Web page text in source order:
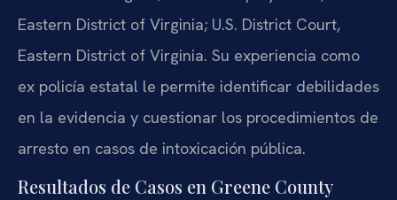
Eastern District of Virginia; U.S. District Court,
Eastern District of Virginia. Su experiencia como
ex policía estatal le permite identificar debilidades
en la evidencia y cuestionar los procedimientos de
arresto en casos de intoxicación pública.
Resultados de Casos en Greene County